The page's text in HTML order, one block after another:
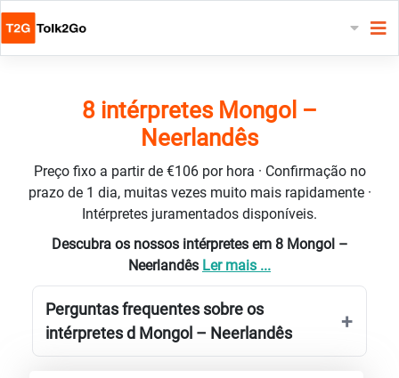
8 intérpretes Mongol –
Neerlandês
Preço fixo a partir de €106 por hora · Confirmação no
prazo de 1 dia, muitas vezes muito mais rapidamente ·
Intérpretes juramentados disponíveis.
Descubra os nossos intérpretes em 8 Mongol –
Neerlandês Ler mais ...
Perguntas frequentes sobre os
intérpretes d Mongol – Neerlandês